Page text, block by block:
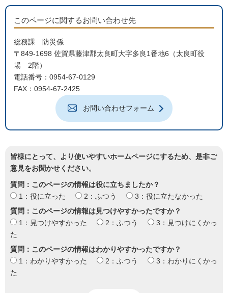
このページに関するお問い合わせ先
総務課 防災係
〒849-1698 佐賀県藤津郡太良町大字多良1番地6（太良町役
場 2階）
電話番号：0954-67-0129
FAX：0954-67-2425
お問い合わせフォーム
皆様にとって、より使いやすいホームページにするため、是非ご
意見をお聞かせください。
質問：このページの情報は役に立ちましたか？
1：役に立った
2：ふつう
3：役に立たなかった
質問：このページの情報は見つけやすかったですか？
1：見つけやすかった
2：ふつう
3：見つけにくかっ
た
質問：このページの情報はわかりやすかったですか？
1：わかりやすかった
2：ふつう
3：わかりにくかっ
た